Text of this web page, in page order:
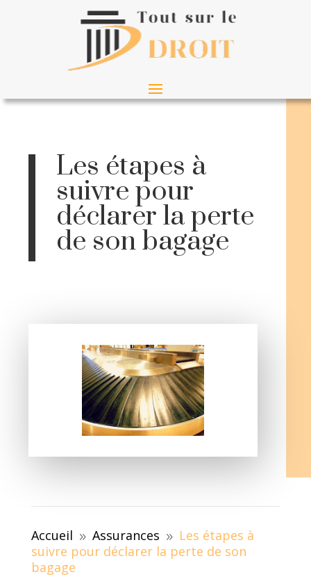
Les étapes à
suivre pour
déclarer la perte
de son bagage
Accueil 9 Assurances 9
Les étapes à
suivre pour déclarer la perte de son
bagage